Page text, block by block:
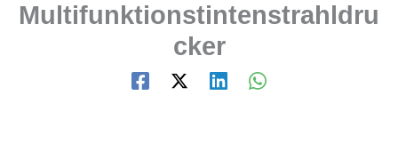
Multifunktionstintenstrahldru
cker